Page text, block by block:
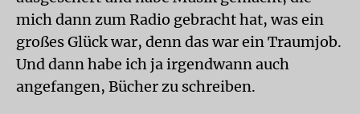
mich dann zum Radio gebracht hat, was ein
großes Glück war, denn das war ein Traumjob.
Und dann habe ich ja irgendwann auch
angefangen, Bücher zu schreiben.